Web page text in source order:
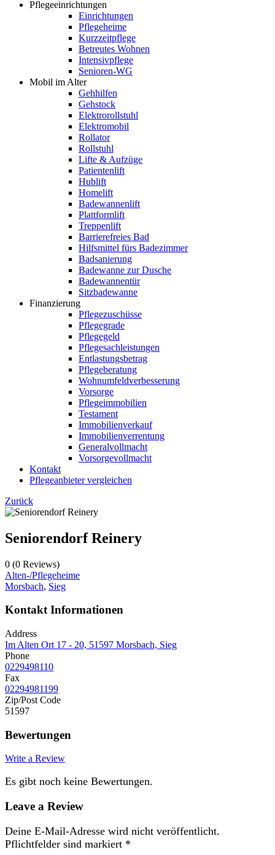
Pflegeeinrichtungen
Einrichtungen
Pflegeheime
Kurzzeitpflege
Betreutes Wohnen
Intensivpflege
Senioren-WG
Mobil im Alter
Gehhilfen
Gehstock
Elektrorollstuhl
Elektromobil
Rollator
Rollstuhl
Lifte & Aufzüge
Patientenlift
Hublift
Homelift
Badewannenlift
Plattformlift
Treppenlift
Barrierefreies Bad
Hilfsmittel fürs Badezimmer
Badsanierung
Badewanne zur Dusche
Badewannentür
Sitzbadewanne
Finanzierung
Pflegezuschüsse
Pflegegrade
Pflegegeld
Pflegesachleistungen
Entlastungsbetrag
Pflegeberatung
Wohnumfeldverbesserung
Vorsorge
Pflegeimmobilien
Testament
Immobilienverkauf
Immobilienverrentung
Generalvollmacht
Vorsorgevollmacht
Kontakt
Pflegeanbieter vergleichen
Zurück
Seniorendorf Reinery
0 (0 Reviews)
Alten-/Pflegeheime
Morsbach, Sieg
Kontakt Informationen
Address
Im Alten Ort 17 - 20, 51597 Morsbach, Sieg
Phone
0229498110
Fax
02294981199
Zip/Post Code
51597
Bewertungen
Write a Review
Es gibt noch keine Bewertungen.
Leave a Review
Deine E-Mail-Adresse wird nicht veröffentlicht.
Pflichtfelder sind markiert *